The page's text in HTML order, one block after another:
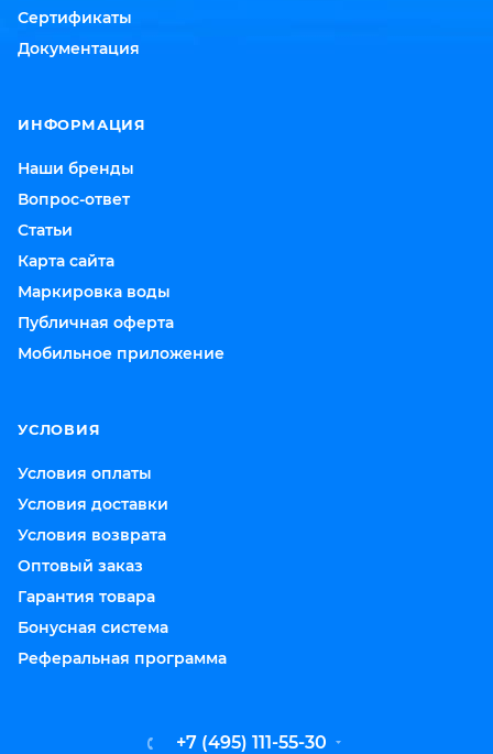
Сертификаты
Документация
ИНФОРМАЦИЯ
Наши бренды
Вопрос-ответ
Статьи
Карта сайта
Маркировка воды
Публичная оферта
Мобильное приложение
УСЛОВИЯ
Условия оплаты
Условия доставки
Условия возврата
Оптовый заказ
Гарантия товара
Бонусная система
Реферальная программа
+7 (495) 111-55-30